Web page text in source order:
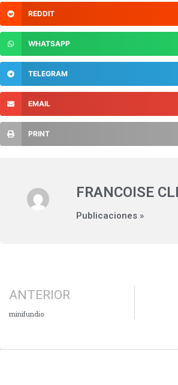
REDDIT
WHATSAPP
TELEGRAM
EMAIL
PRINT
FRANCOISE
Publicaciones »
ANTERIOR
minifundio